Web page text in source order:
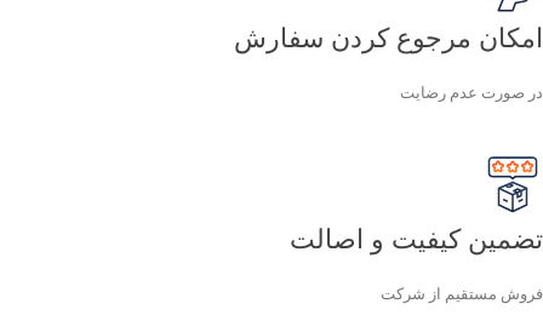
امکان مرجوع کردن سفارش
در صورت عدم رضایت
تضمین کیفیت و اصالت
فروش مستقیم از شرکت